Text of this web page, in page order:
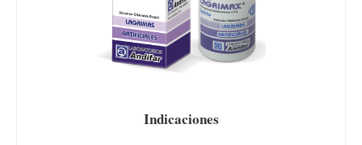
Indicaciones